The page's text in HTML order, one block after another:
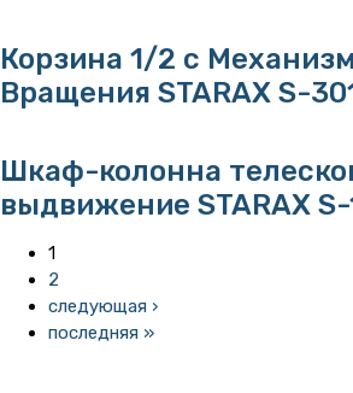
Корзина 1/2 с
Вращения STARAX S-
Шкаф-колонна
выдвижение STARAX S-
Страницы
1
2
следующая ›
последняя »